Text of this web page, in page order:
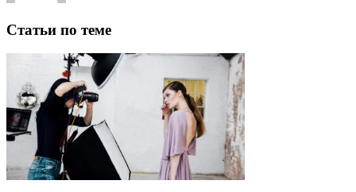
Статьи по теме